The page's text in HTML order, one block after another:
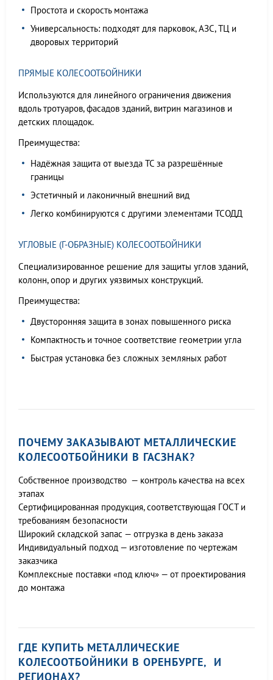
Простота и скорость монтажа
Универсальность: подходят для парковок, АЗС, ТЦ и
дворовых территорий
ПРЯМЫЕ КОЛЕСООТБОЙНИКИ
Используются для линейного ограничения движения
вдоль тротуаров, фасадов зданий, витрин магазинов и
детских площадок.
Преимущества:
Надёжная защита от выезда ТС за разрешённые
границы
Эстетичный и лаконичный внешний вид
Легко комбинируются с другими элементами ТСОДД
УГЛОВЫЕ (Г-ОБРАЗНЫЕ) КОЛЕСООТБОЙНИКИ
Специализированное решение для защиты углов зданий,
колонн, опор и других уязвимых конструкций.
Преимущества:
Двусторонняя защита в зонах повышенного риска
Компактность и точное соответствие геометрии угла
Быстрая установка без сложных земляных работ
ПОЧЕМУ ЗАКАЗЫВАЮТ МЕТАЛЛИЧЕСКИЕ
КОЛЕСООТБОЙНИКИ В ГАСЗНАК?
Собственное производство — контроль качества на всех
этапах
Сертифицированная продукция, соответствующая ГОСТ и
требованиям безопасности
Широкий складской запас — отгрузка в день заказа
Индивидуальный подход — изготовление по чертежам
заказчика
Комплексные поставки «под ключ» — от проектирования
до монтажа
ГДЕ КУПИТЬ МЕТАЛЛИЧЕСКИЕ
КОЛЕСООТБОЙНИКИ В ОРЕНБУРГЕ, И
РЕГИОНАХ?